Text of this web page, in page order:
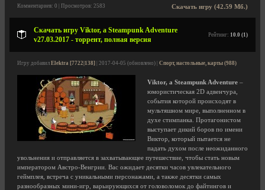
Скачать игру (42.59 Мб.)
Комментариев: 0 | Просмотров: 2583
Скачать игру Viktor, a Steampunk Adventure
v27.03.2017 - торрент, полная версия
Рейтинг: 10.0 (1)
Игру добавил Elektra [7722|138] | 2017-04-05 (обновлено) | Спорт, настольные, карты (988)
Viktor, a Steampunk Adventure –
юмористическая 2D адвенчура,
события которой происходят в
мультяшном мире, выполненном в
духе стимпанка. Протагонистом
выступает дикий боров по имени
Виктор, который пытается не
падать духом после неожиданного
увольнения и отправляется в захватывающее путешествие, чтобы стать новым
императором Австро-Венгрии. Вас ожидает десятки часов увлекательного
геймплея, встреча с уникальными персонажами, а также десятки самых
разнообразных мини-игр, варьирующихся от головоломок до файтингов и